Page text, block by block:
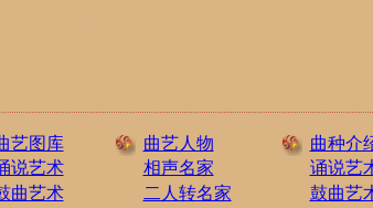
艺图库
说艺术
曲艺术
曲艺人物
相声名家
二人转名家
曲种介
诵说艺
鼓曲艺